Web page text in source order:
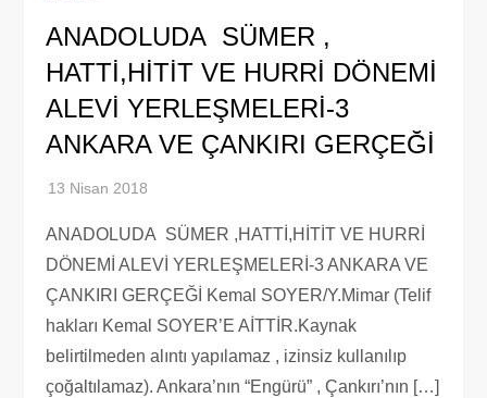
ANADOLUDA SÜMER ,
HATTİ,HİTİT VE HURRİ DÖNEMİ
ALEVİ YERLEŞMELERİ-3
ANKARA VE ÇANKIRI GERÇEĞİ
ANADOLUDA SÜMER ,HATTİ,HİTİT VE HURRİ
DÖNEMİ ALEVİ YERLEŞMELERİ-3 ANKARA VE
ÇANKIRI GERÇEĞİ Kemal SOYER/Y.Mimar (Telif
hakları Kemal SOYER’E AİTTİR.Kaynak
belirtilmeden alıntı yapılamaz , izinsiz kullanılıp
çoğaltılamaz). Ankara’nın “Engürü” , Çankırı’nın […]